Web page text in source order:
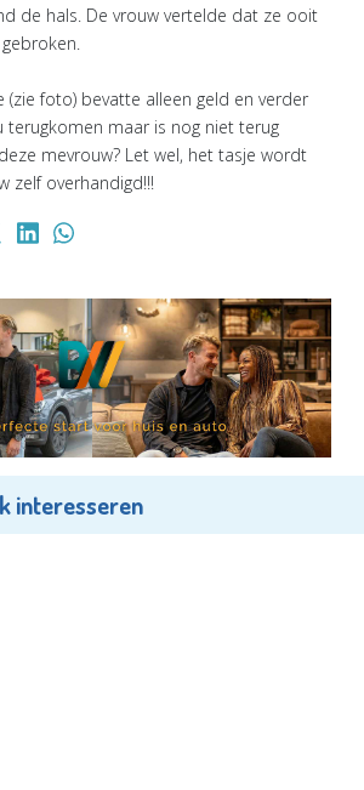
de hals. De vrouw vertelde dat ze ooit
(zie foto) bevatte alleen geld en verder
terugkomen maar is nog niet terug
mevrouw? Let wel, het tasje wordt
zelf overhandigd!!!
interesseren